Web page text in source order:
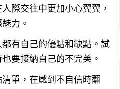
際交往中更加小心翼翼，
力。
有自己的優點和缺點。試
要接納自己的不完美。
單，在感到不自信時翻